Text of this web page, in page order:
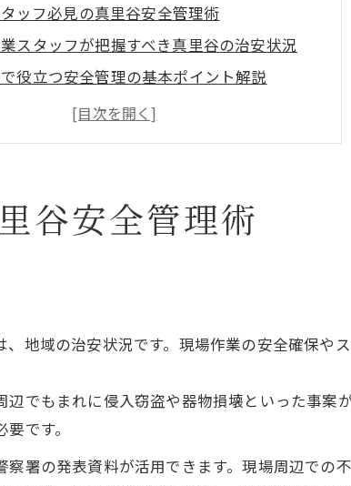
ッフ必見の真里谷安全管理術
スタッフが把握すべき真里谷の治安状況
役立つ安全管理の基本ポイント解説
業スタッフ視点で見る犯罪リスクの実態
で安全を守るための現場ルール徹底法
を踏まえた現場対応法
スタッフが知るべき夜間の安全確保術
名の正確な伝え方ガイド
スタッフ必見の正確な地名伝達法
混乱しないための住所表記の基本
谷安全管理術
地域の治安状況です。現場作業の安全確保や
でもまれに侵入窃盗や器物損壊といった事案
です。
署の発表資料が活用できます。現場周辺での